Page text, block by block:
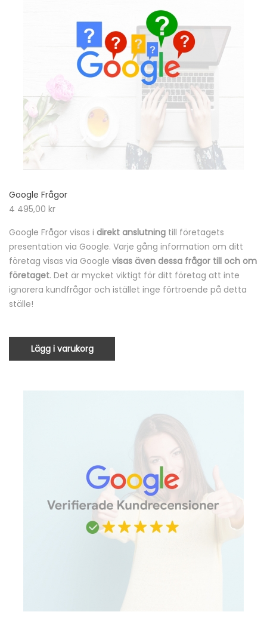
Google Frågor
4 495,00 kr
Google Frågor visas i direkt anslutning till företagets
presentation via Google. Varje gång information om ditt
företag visas via Google visas även dessa frågor till och om
företaget. Det är mycket viktigt för ditt företag att inte
ignorera kundfrågor och istället inge förtroende på detta
ställe!
Lägg i varukorg